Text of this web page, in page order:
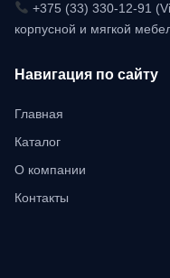
+375 (33) 330-12-91
корпусной и мягкой
Навигация по сайту
Главная
Каталог
О компании
Контакты